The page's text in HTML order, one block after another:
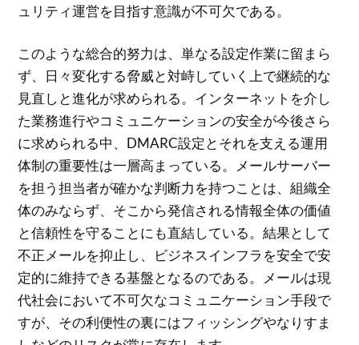
ュリティ運営を目指す意識が不可欠である。
このような総合的努力は、単なる設定作業に留まら
ず、日々変化する脅威と対峙していく上で継続的な
見直しと進化が求められる。インターネットを介し
た業務進行やコミュニケーションの安全が今後さら
に求められる中、DMARC設定とそれを支える運用
体制の重要性は一層高まっている。メールサーバー
を担う担当者が確かな判断力を持つことは、組織全
体のみならず、そこから発信される情報全体の価値
と信頼性を守ることにも直結している。結果として
不正メールを抑止し、ビジネスインフラを安全で安
定的に維持できる基盤となるのである。メールは現
代社会において不可欠なコミュニケーション手段で
すが、その利便性の裏にはフィッシングやなりすま